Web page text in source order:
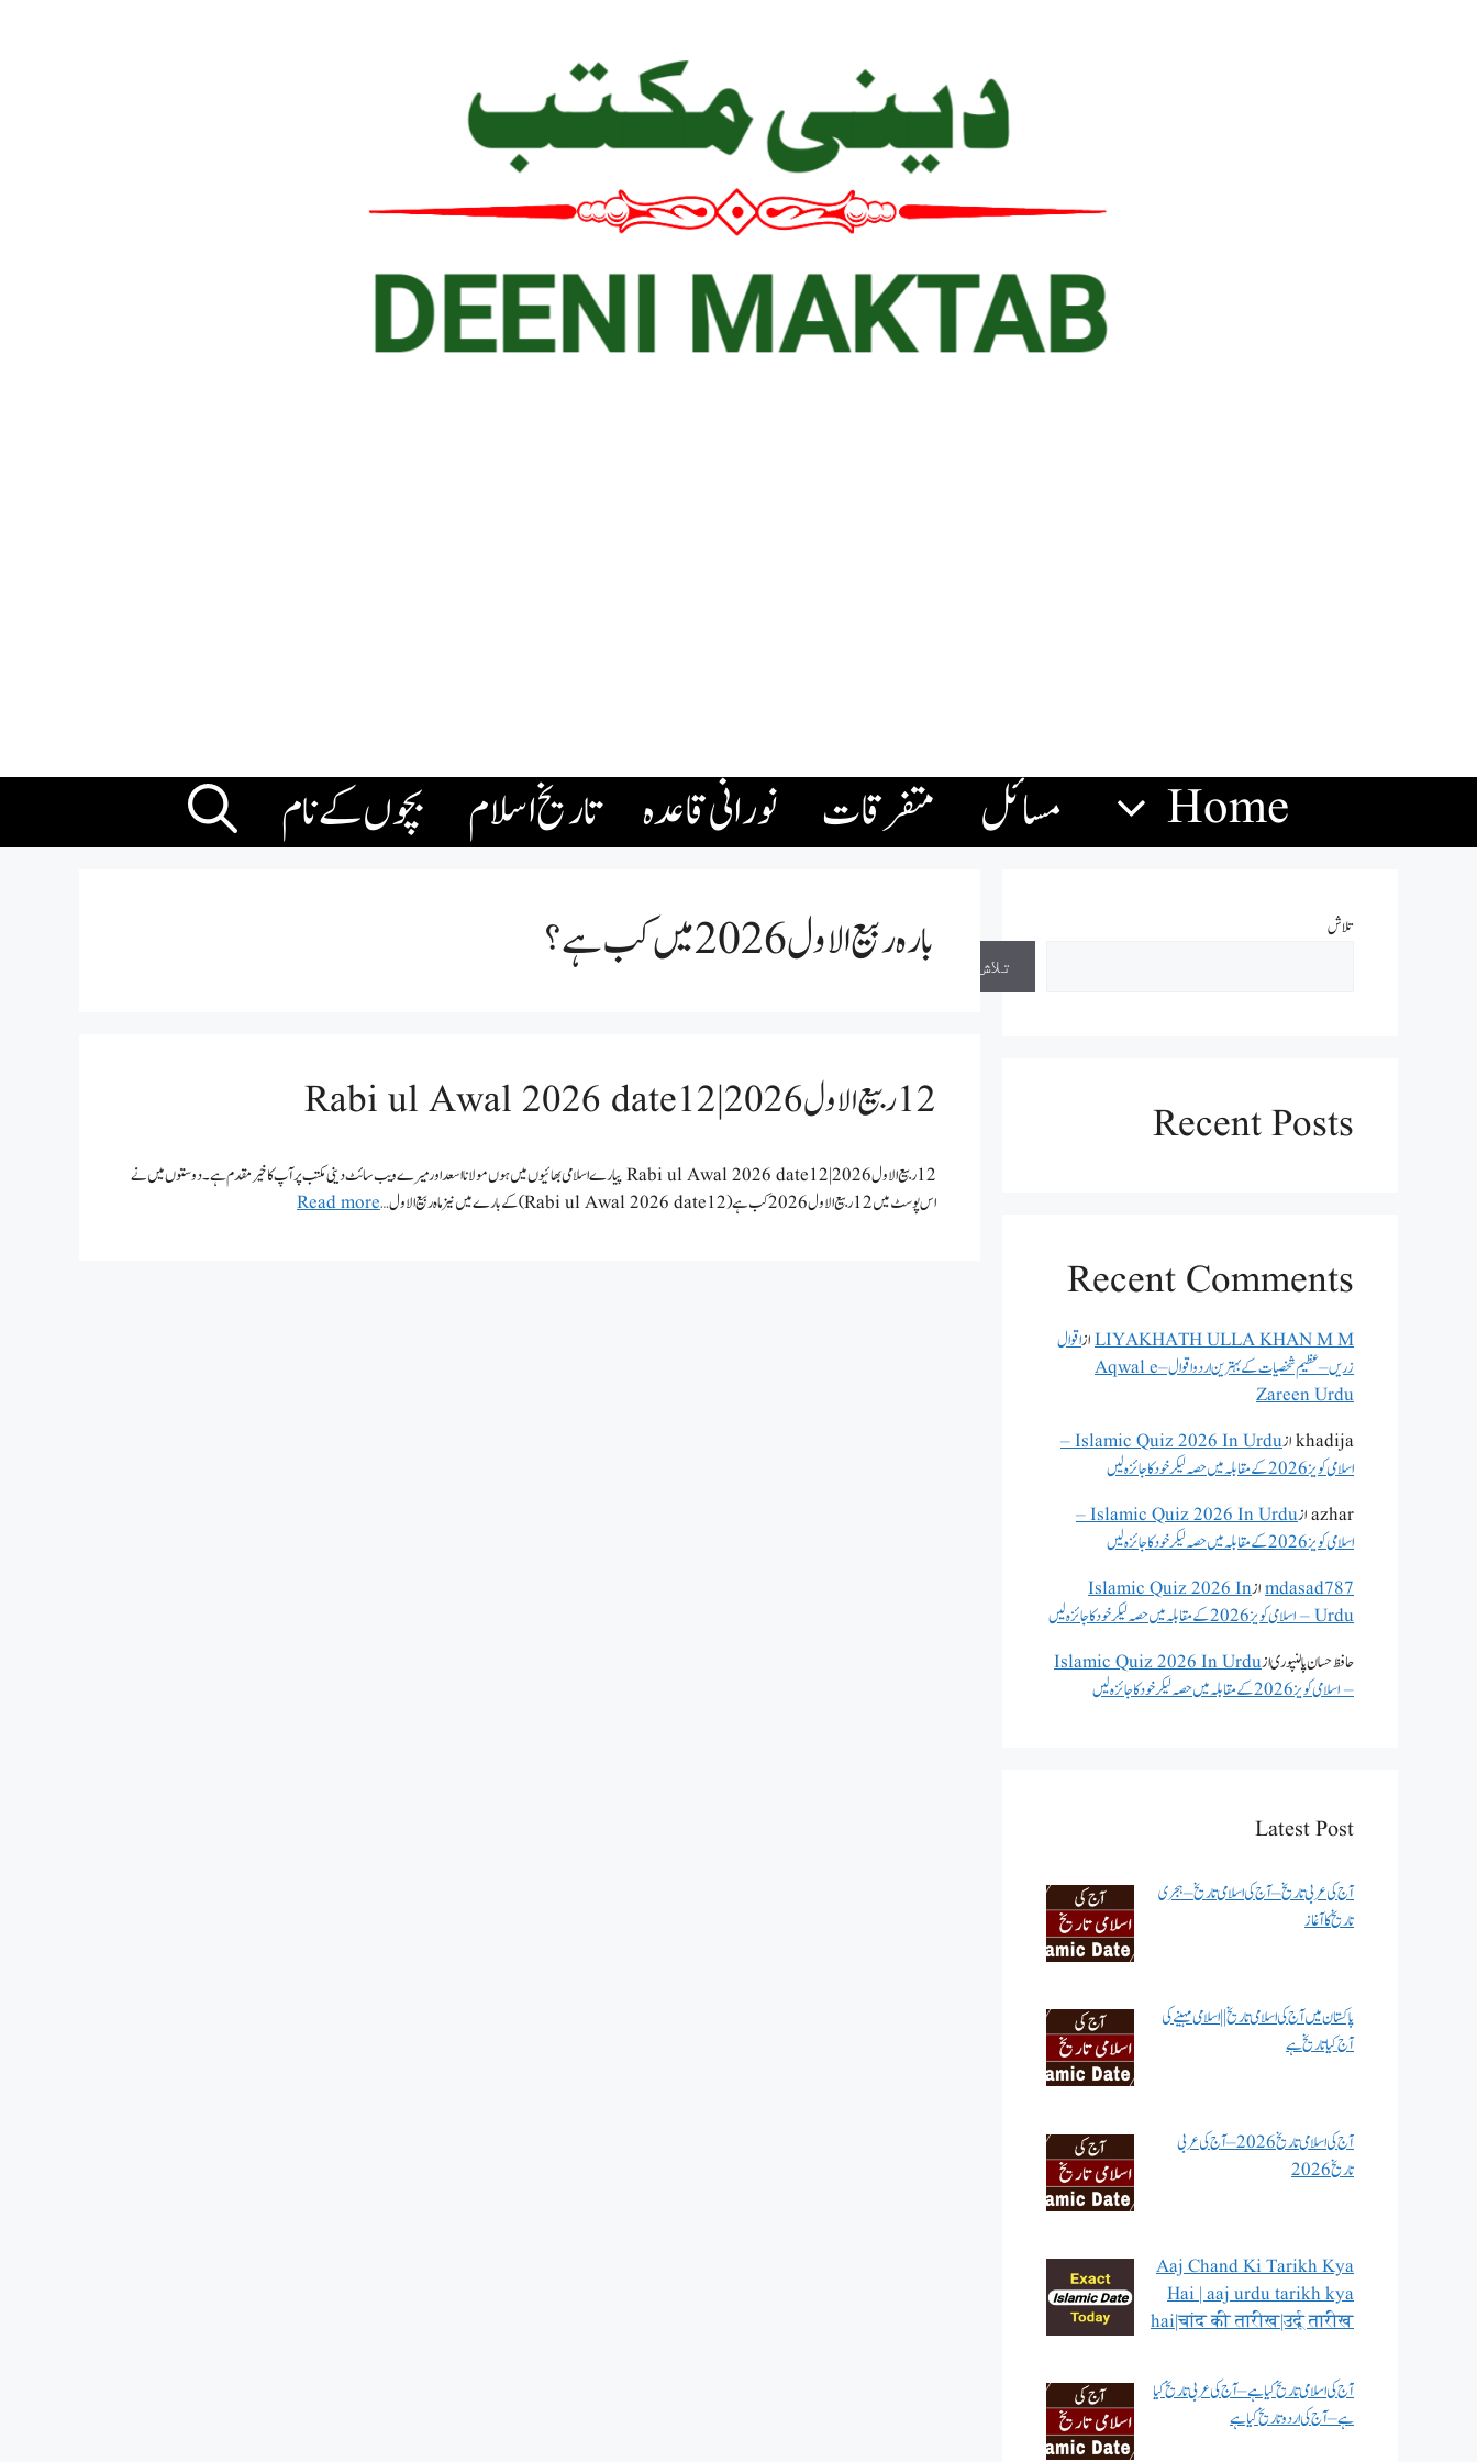
Home مسائل متفرقات نورانی قاعدہ تاریخ اسلام بچوں کے نام
بارہ ربیع الاول 2026 میں کب ہے؟
12 ربيع الاول 2026 | 12 Rabi ul Awal 2026 date
12 ربيع الاول 2026 | 12 Rabi ul Awal 2026 date پیارے اسلامی بھائیوں میں ہوں مولانا اسعد اور میرے ویب سائٹ دینی مکتب پر آپ کا خیر مقدم ہے۔ دوستوں میں نے
اس پوسٹ میں 12 ربيع الاول 2026 کب ہے( 12 Rabi ul Awal 2026 date) کے بارے میں نیز ماہ ربیع الاول …
Read more
تلاش
تلاش
Recent Posts
Recent Comments
LIYAKHATH ULLA KHAN M Mازاقوال
زریں – عظیم شخصیات کے بہترین اردو اقوال – Aqwal e
Zareen Urdu
khadijaاز
Islamic Quiz 2026 In Urdu –
اسلامی کویز 2026 کے مقابلہ میں حصہ لیکر خود کا جائزہ لیں
azharاز
Islamic Quiz 2026 In Urdu –
اسلامی کویز 2026 کے مقابلہ میں حصہ لیکر خود کا جائزہ لیں
mdasad787ازIslamic Quiz 2026 In
Urdu – اسلامی کویز 2026 کے مقابلہ میں حصہ لیکر خود کا جائزہ لیں
حافظ حسان پالنپوریازIslamic Quiz 2026 In Urdu
– اسلامی کویز 2026 کے مقابلہ میں حصہ لیکر خود کا جائزہ لیں
Latest Post
آج کی عربی تاریخ – آج کی اسلامی تاریخ – ہجری
تاریخ کا آغاز
پاکستان میں آج کی اسلامی تاریخ || اسلامی مہینے کی
آج کیا تاریخ ہے
آج کی اسلامی تاریخ 2026 – آج کی عربی
تاریخ 2026
Aaj Chand Ki Tarikh Kya
Hai | aaj urdu tarikh kya
hai|चांद की तारीख|उर्दू तारीख
آج کی اسلامی تاریخ کیا ہے – آج کی عربی تاریخ کیا
ہے – آج کی اردو تاریخ کیا ہے